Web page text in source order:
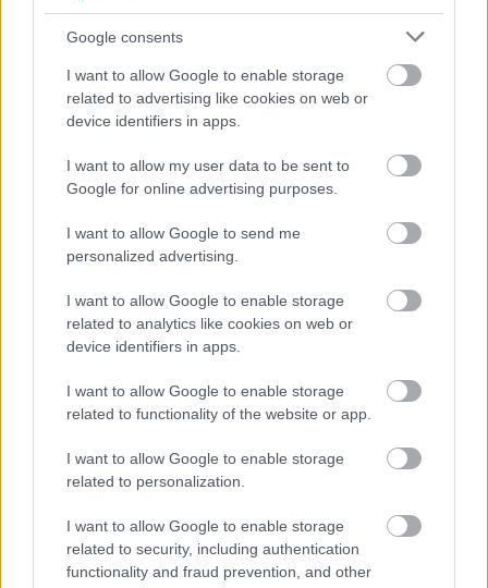
Google consents
I want to allow Google to enable storage
related to advertising like cookies on web or
device identifiers in apps.
I want to allow my user data to be sent to
Google for online advertising purposes.
I want to allow Google to send me
personalized advertising.
I want to allow Google to enable storage
related to analytics like cookies on web or
device identifiers in apps.
I want to allow Google to enable storage
related to functionality of the website or app.
I want to allow Google to enable storage
related to personalization.
I want to allow Google to enable storage
related to security, including authentication
functionality and fraud prevention, and other
Leeds Unitedvs Manchester United2026-08-12 20:30
AC MilanvsManchester United2026-08-15 18:00
ELŐZŐ MÉRKŐZÉSEK
Támogatás
Támogasd adományoddal
a ManUtdFanatics.hu működését!
Kapcsolódó hírek